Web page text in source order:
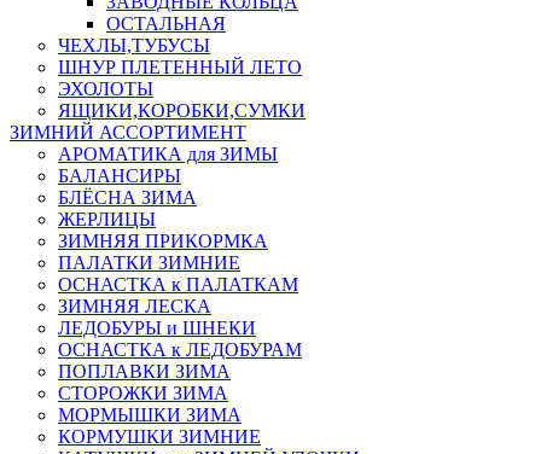
ОСТАЛЬНАЯ
ЧЕХЛЫ,ТУБУСЫ
ШНУР ПЛЕТЕННЫЙ ЛЕТО
ЭХОЛОТЫ
ЯЩИКИ,КОРОБКИ,СУМКИ
ЗИМНИЙ АССОРТИМЕНТ
АРОМАТИКА для ЗИМЫ
БАЛАНСИРЫ
БЛЁСНА ЗИМА
ЖЕРЛИЦЫ
ЗИМНЯЯ ПРИКОРМКА
ПАЛАТКИ ЗИМНИЕ
ОСНАСТКА к ПАЛАТКАМ
ЗИМНЯЯ ЛЕСКА
ЛЕДОБУРЫ и ШНЕКИ
ОСНАСТКА к ЛЕДОБУРАМ
ПОПЛАВКИ ЗИМА
СТОРОЖКИ ЗИМА
МОРМЫШКИ ЗИМА
КОРМУШКИ ЗИМНИЕ